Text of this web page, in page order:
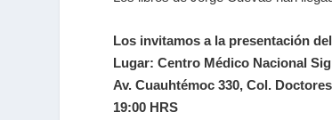
Los invitamos a la presentación
Lugar: Centro Médico Nacional
Av. Cuauhtémoc 330, Col. Doctores
19:00 HRS